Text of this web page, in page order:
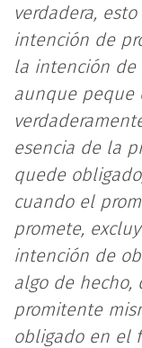
verdadera,
intención de
la intención de
aunque peque
esencia de la
quede
cuando el
promete,
intención de
algo de hecho,
promitente
obligado en el